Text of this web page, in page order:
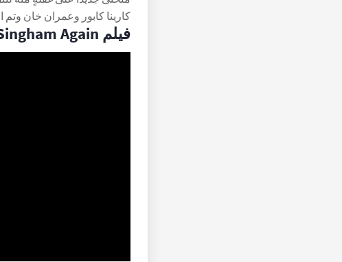
كارينا كابور وعمران خان وتم
فيلم Singham Again